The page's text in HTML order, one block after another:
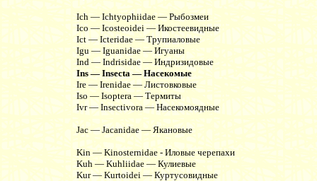
Ich — Ichtyophiidae — Рыбозмеи
Ico — Icosteoidei — Икостеевидные
Ict — Icteridae — Трупиаловые
Igu — Iguanidae — Игуаны
Ind — Indrisidae — Индризидовые
Ins — Insecta — Насекомые
Ire — Irenidae — Листовковые
Iso — Isoptera — Термиты
Ivr — Insectivora — Насекомоядные
Jac — Jacanidae — Якановые
Kin — Kinosternidae - Иловые черепахи
Kuh — Kuhliidae — Кулиевые
Kur — Kurtoidei — Куртусовидные